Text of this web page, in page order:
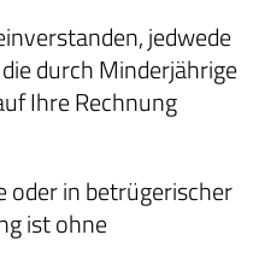
jedwede
durch Minderjährige
Ihre Rechnung
oder in betrügerischer
ist ohne